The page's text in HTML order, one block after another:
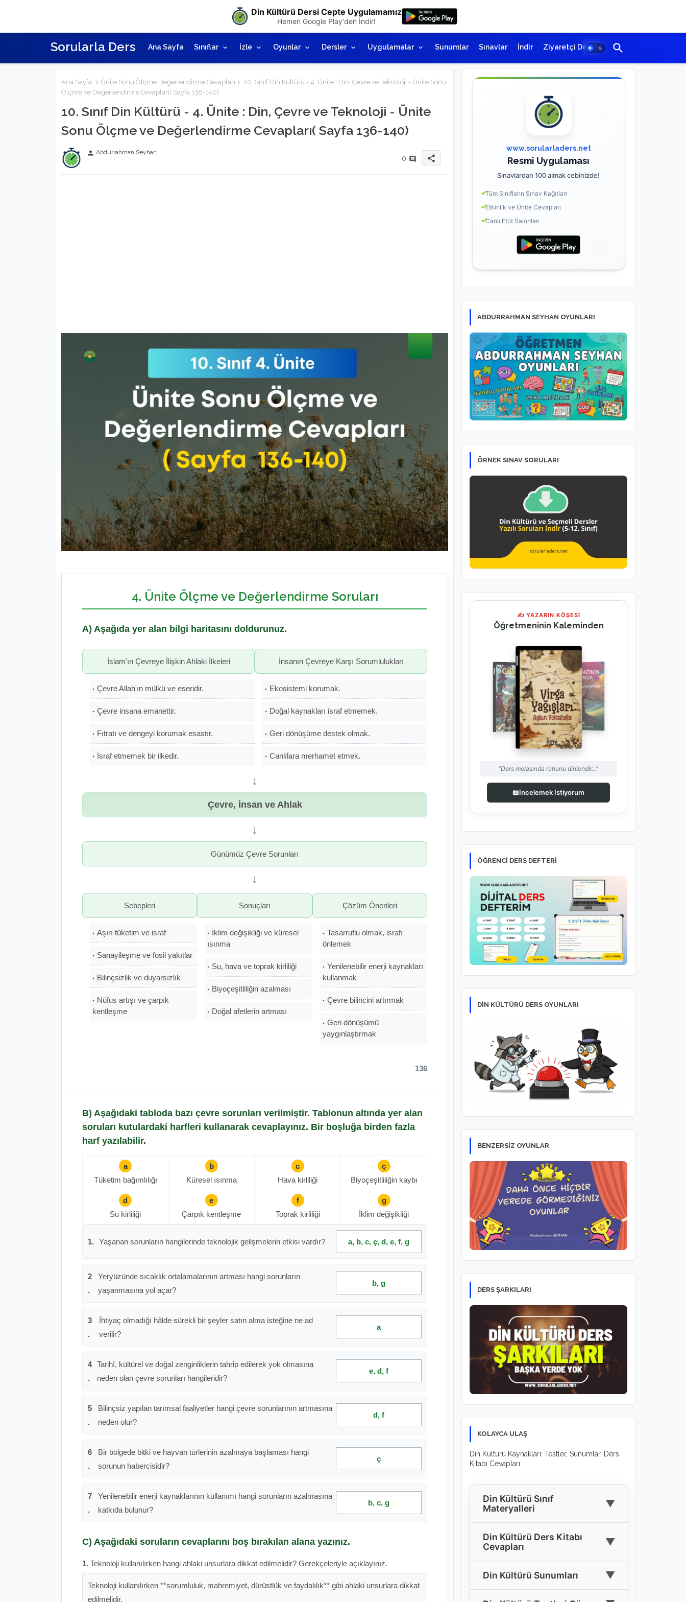
Sorularla Ders Ana Sayfa Sınıflar İzle Oyunlar Dersler Uygulamalar Sunumlar Sınavlar İndir Ziyaretçi Defteri
Ana Sayfa Ünite Sonu Ölçme Değerlendirme Cevapları
10. Sınıf Din Kültürü - 4. Ünite : Din, Çevre ve Teknoloji - Ünite Sonu
Ölçme ve Değerlendirme Cevapları( Sayfa 136-140)
10. Sınıf Din Kültürü - 4. Ünite : Din, Çevre ve Teknoloji - Ünite
Sonu Ölçme ve Değerlendirme Cevapları( Sayfa 136-140)
person Abdurrahman Seyhan
0 share
4. Ünite Ölçme ve Değerlendirme Soruları
A) Aşağıda yer alan bilgi haritasını doldurunuz.
İslam'ın Çevreye İlişkin Ahlaki İlkeleri
Çevre Allah'ın mülkü ve eseridir.
Çevre insana emanettir.
Fıtratı ve dengeyi korumak esastır.
İsraf etmemek bir ilkedir.
İnsanın Çevreye Karşı Sorumlulukları
Ekosistemi korumak.
Doğal kaynakları israf etmemek.
Geri dönüşüme destek olmak.
Canlılara merhamet etmek.
↓
Çevre, İnsan ve Ahlak
↓
Günümüz Çevre Sorunları
↓
Sebepleri
Aşırı tüketim ve israf
Sanayileşme ve fosil yakıtlar
Bilinçsizlik ve duyarsızlık
Nüfus artışı ve çarpık
kentleşme
Sonuçları
İklim değişikliği ve küresel
ısınma
Su, hava ve toprak kirliliği
Biyoçeşitliliğin azalması
Doğal afetlerin artması
Çözüm Önerileri
Tasarruflu olmak, israfı
önlemek
Yenilenebilir enerji kaynakları
kullanmak
Çevre bilincini artırmak
Geri dönüşümü
yaygınlaştırmak
136
B) Aşağıdaki tabloda bazı çevre sorunları verilmiştir. Tablonun altında yer alan
soruları kutulardaki harfleri kullanarak cevaplayınız. Bir boşluğa birden fazla
harf yazılabilir.
a
Tüketim bağımlılığı
b
Küresel ısınma
c
Hava kirliliği
ç
Biyoçeşitliliğin kaybı
d
Su kirliliği
e
Çarpık kentleşme
f
Toprak kirliliği
g
İklim değişikliği
1. Yaşanan sorunların hangilerinde teknolojik gelişmelerin etkisi vardır? a, b, c, ç, d, e, f, g
2
.
Yeryüzünde sıcaklık ortalamalarının artması hangi sorunların
yaşanmasına yol açar?
b, g
3
.
İhtiyaç olmadığı hâlde sürekli bir şeyler satın alma isteğine ne ad
verilir?
a
4
.
Tarihî, kültürel ve doğal zenginliklerin tahrip edilerek yok olmasına
neden olan çevre sorunları hangileridir?
e, d, f
5
.
Bilinçsiz yapılan tarımsal faaliyetler hangi çevre sorunlarının artmasına
neden olur?
d, f
6
.
Bir bölgede bitki ve hayvan türlerinin azalmaya başlaması hangi
sorunun habercisidir?
ç
7
.
Yenilenebilir enerji kaynaklarının kullanımı hangi sorunların azalmasına
katkıda bulunur?
b, c, g
C) Aşağıdaki soruların cevaplarını boş bırakılan alana yazınız.
1. Teknoloji kullanılırken hangi ahlaki unsurlara dikkat edilmelidir? Gerekçeleriyle açıklayınız.
Teknoloji kullanılırken **sorumluluk, mahremiyet, dürüstlük ve faydalılık** gibi ahlaki unsurlara dikkat
edilmelidir.
www.sorularladers.net
Resmi Uygulaması
Sınavlardan 100 almak cebinizde!
Tüm Sınıfların Sınav Kağıtları
Etkinlik ve Ünite Cevapları
Canlı Etüt Salonları
ABDURRAHMAN SEYHAN OYUNLARI
ÖRNEK SINAV SORULARI
✍ YAZARIN KÖŞESİ
Öğretmeninin Kaleminden
"Ders molasında ruhunu dinlendir..."
📖İncelemek İstiyorum
ÖĞRENCI DERS DEFTERI
DİN KÜLTÜRÜ DERS OYUNLARI
BENZERSİZ OYUNLAR
DERS ŞARKILARI
KOLAYCA ULAŞ
Din Kültürü Kaynakları: Testler, Sunumlar, Ders
Kitabı Cevapları
Din Kültürü Sınıf
Materyalleri
▼
🎓 4. Sınıf Din Kültürü Materyalleri
🎓 5. Sınıf Din Kültürü Materyalleri
🎓 6. Sınıf Din Kültürü Materyalleri
Din Kültürü Ders Kitabı
Cevapları
▼
📘
4. Sınıf Din Kültürü Ders Kitabı
Cevapları
Din Kültürü Sunumları ▼
Tüm Sınıflar İçin Din Kültürü
Din Kültürü Dersi Cepte Uygulamamız
Hemen Google Play'den İndir!